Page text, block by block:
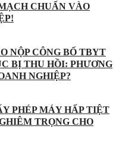
CHUẨN VÀO
NỘP CÔNG BỐ TBYT
BỊ THU HỒI: PHƯƠNG
NGHIỆP?
PHÉP MÁY HẤP TIỆT
TRỌNG CHO